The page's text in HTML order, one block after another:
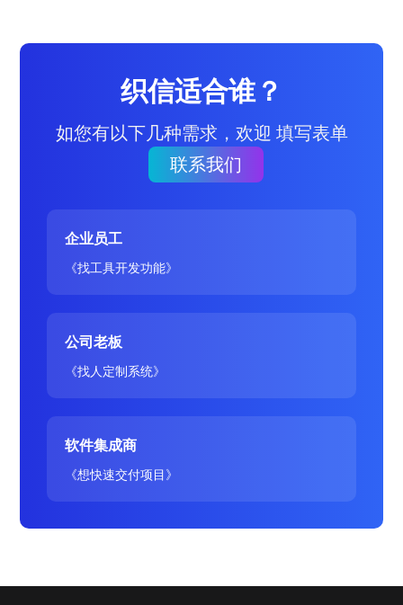
织信适合谁？
如您有以下几种需求，欢迎 填写表单
联系我们
企业员工
《找工具开发功能》
公司老板
《找人定制系统》
软件集成商
《想快速交付项目》